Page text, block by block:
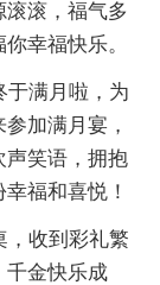
滚，福气多
幸福快乐。
于满月啦，为
加满月宴，
声笑语，拥抱
福和喜悦！
，收到彩礼繁
千金快乐成